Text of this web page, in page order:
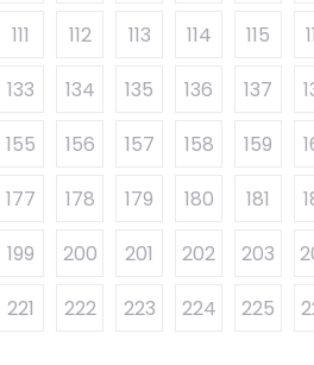
111
112 113 114 115
133
134 135 136 137
155
156 157 158 159
177
178 179 180 181
199
200 201 202 203
221
222 223 224 225